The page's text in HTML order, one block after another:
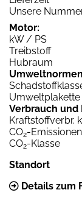
Unsere
Motor:
kW / PS
Treibstoff
Hubraum
Umweltplakette
Verbrauch und
Kraftstoffverbr.
CO2-
CO2-Klasse
Standort
Details zum